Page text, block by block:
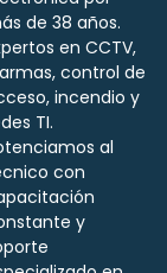
de 38 años.
en CCTV,
control de
incendio y
TI.
al
con
y